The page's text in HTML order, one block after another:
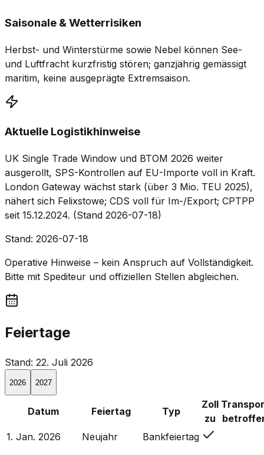
Saisonale & Wetterrisiken
Herbst- und Winterstürme sowie Nebel können See-
und Luftfracht kurzfristig stören; ganzjährig gemässigt
maritim, keine ausgeprägte Extremsaison.
Aktuelle Logistikhinweise
UK Single Trade Window und BTOM 2026 weiter
ausgerollt, SPS-Kontrollen auf EU-Importe voll in Kraft.
London Gateway wächst stark (über 3 Mio. TEU 2025),
nähert sich Felixstowe; CDS voll für Im-/Export; CPTPP
seit 15.12.2024. (Stand 2026-07-18)
Stand: 2026-07-18
Operative Hinweise – kein Anspruch auf Vollständigkeit.
Bitte mit Spediteur und offiziellen Stellen abgleichen.
Feiertage
Stand: 22. Juli 2026
2026 2027
Datum Feiertag Typ
Zoll
zu
1. Jan. 2026
Neujahr Bankfeiertag